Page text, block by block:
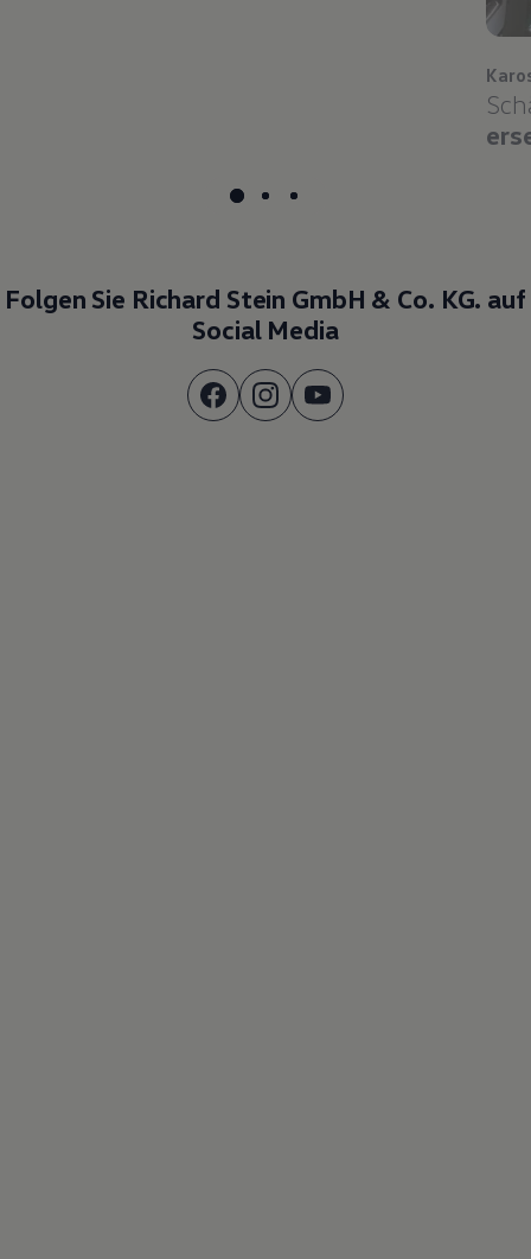
Folgen Sie Richard Stein GmbH & Co. KG. auf
Social Media